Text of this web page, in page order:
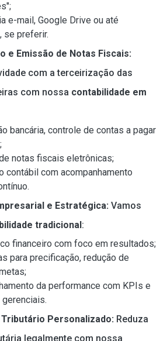
e-mail, Google Drive ou até
se preferir.
e Emissão de Notas Fiscais:
com a terceirização das
com nossa contabilidade em
bancária, controle de contas a pagar
notas fiscais eletrônicas;
contábil com acompanhamento
e Estratégica: Vamos
tradicional :
financeiro com foco em resultados;
para precificação, redução de
da performance com KPIs e
Personalizado: Reduza
legalmente com nossa